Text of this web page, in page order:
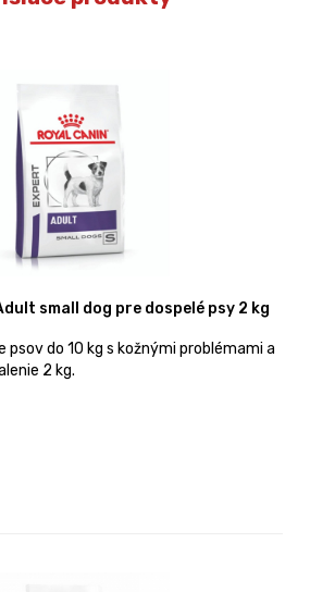
small dog pre dospelé psy 2 kg
psov do 10 kg s kožnými problémami a
2 kg.